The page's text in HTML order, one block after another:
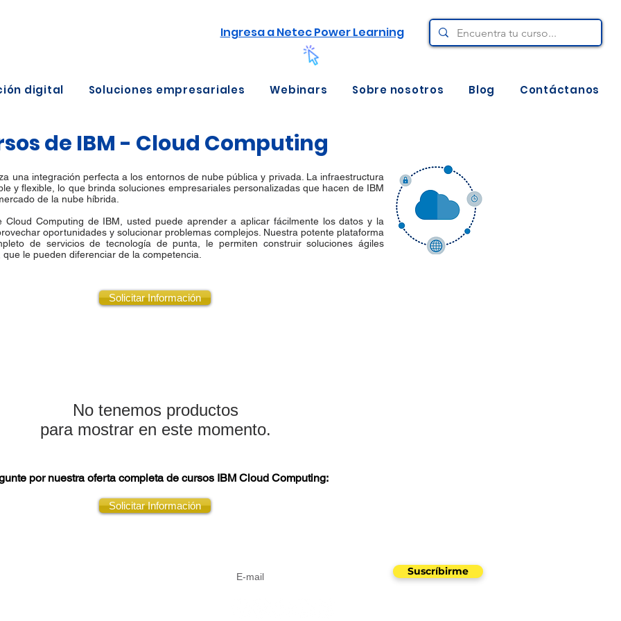
Ingresa a Netec Power Learning
digital Soluciones empresariales Webinars Sobre nosotros Blog Contáctanos
de IBM - Cloud Computing
una integración perfecta a los entornos de nube pública y privada. La infraestructura
y flexible, lo que brinda soluciones empresariales personalizadas que hacen de IBM
de la nube híbrida.
Cloud Computing de IBM, usted puede aprender a aplicar fácilmente los datos y la
oportunidades y solucionar problemas complejos. Nuestra potente plataforma
de servicios de tecnología de punta, le permiten construir soluciones ágiles
le pueden diferenciar de la competencia.
Solicitar Información
No tenemos productos
para mostrar en este momento.
por nuestra oferta completa de cursos IBM Cloud Computing:
Solicitar Información
Suscríbirme